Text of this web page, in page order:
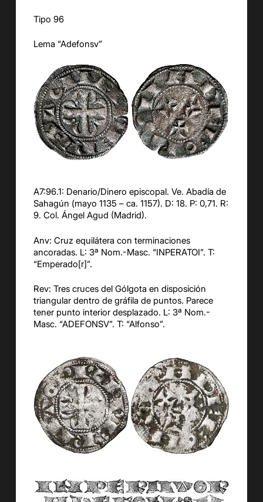
Tipo 96
Lema “Adefonsv”
A7:96.1: Denario/Dinero episcopal. Ve. Abadía de
Sahagún (mayo 1135 – ca. 1157). D: 18. P: 0,71. R:
9. Col. Ángel Agud (Madrid).
Anv: Cruz equilátera con terminaciones
ancoradas. L: 3ª Nom.-Masc. “INPERATOI”. T:
“Emperado[r]”.
Rev: Tres cruces del Gólgota en disposición
triangulardentro de gráfila de puntos. Parece
tener punto interior desplazado. L: 3ª Nom.-
Masc. “ADEFONSV”. T: “Alfonso”.